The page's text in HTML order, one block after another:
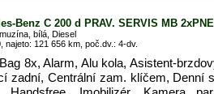
Benz C 200 d PRAV. SERVIS MB
bílá, Diesel
najeto: 121 656 km, poč.dv.: 4-dv.
8x, Alarm, Alu kola, Asistent-
zadní, Centrální zam. klíčem, Denní